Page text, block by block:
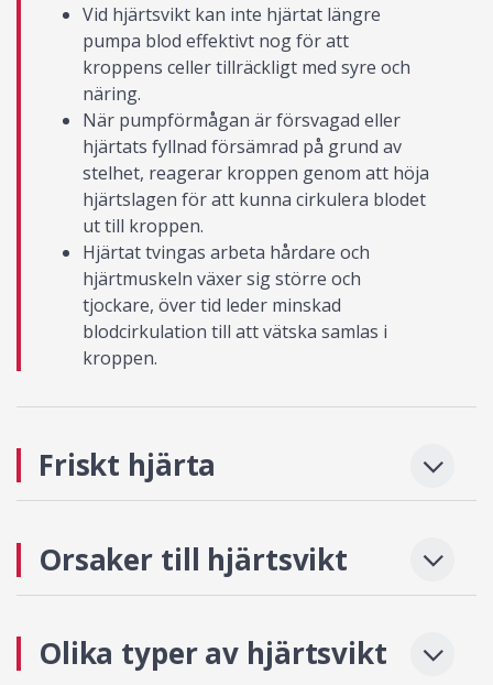
Vid hjärtsvikt kan inte hjärtat längre
pumpa blod effektivt nog för att
kroppens celler tillräckligt med syre och
näring.
När pumpförmågan är försvagad eller
hjärtats fyllnad försämrad på grund av
stelhet, reagerar kroppen genom att höja
hjärtslagen för att kunna cirkulera blodet
ut till kroppen.
Hjärtat tvingas arbeta hårdare och
hjärtmuskeln växer sig större och
tjockare, över tid leder minskad
blodcirkulation till att vätska samlas i
kroppen.
Friskt hjärta
Orsaker till hjärtsvikt
Olika typer av hjärtsvikt